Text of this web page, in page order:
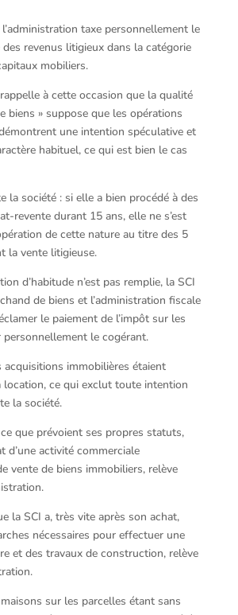
taxe personnellement le
revenus litigieux dans la catégorie
mobiliers.
à cette occasion que la qualité
biens » suppose que les opérations
une intention spéculative et
habituel, ce qui est bien le cas
la société : si elle a bien procédé à des
revente durant 15 ans, elle ne s’est
de cette nature au titre des 5
la vente litigieuse.
d’habitude n’est pas remplie, la SCI
de biens et l’administration fiscale
le paiement de l’impôt sur les
personnellement le cogérant.
acquisitions immobilières étaient
location, ce qui exclut toute intention
la société.
que prévoient ses propres statuts,
d’une activité commerciale
vente de biens immobiliers, relève
la SCI a, très vite après son achat,
nécessaires pour effectuer une
et des travaux de construction, relève
sur les parcelles étant sans